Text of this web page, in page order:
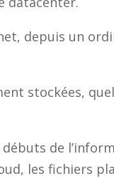
depuis un
stockées,
de
les fichiers